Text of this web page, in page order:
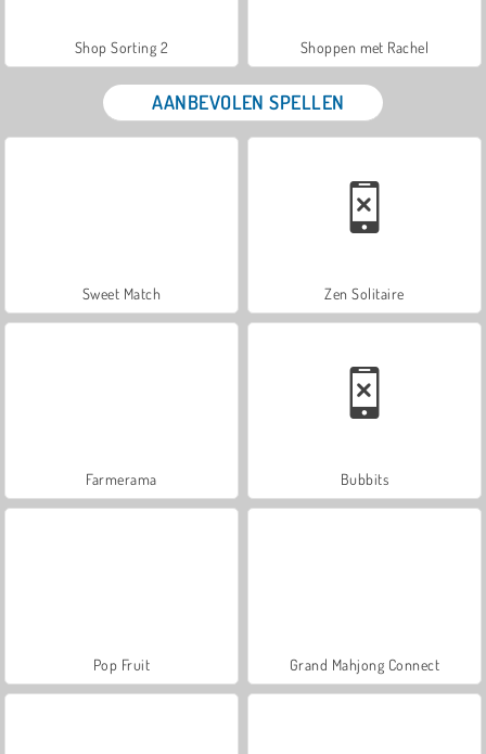
Shop Sorting 2 Shoppen met Rachel
AANBEVOLEN SPELLEN
Sweet Match Zen Solitaire
Farmerama Bubbits
Pop Fruit Grand Mahjong Connect